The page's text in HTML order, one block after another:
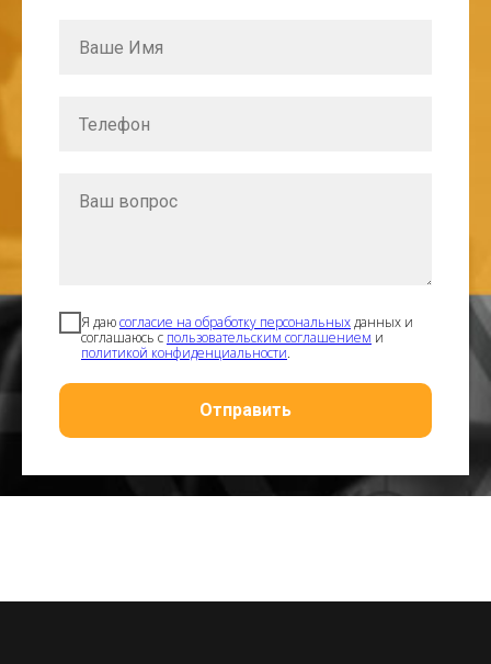
Я даюсогласие на обработку персональныхданных и
соглашаюсь с пользовательским соглашением и
политикой конфиденциальности.
Отправить